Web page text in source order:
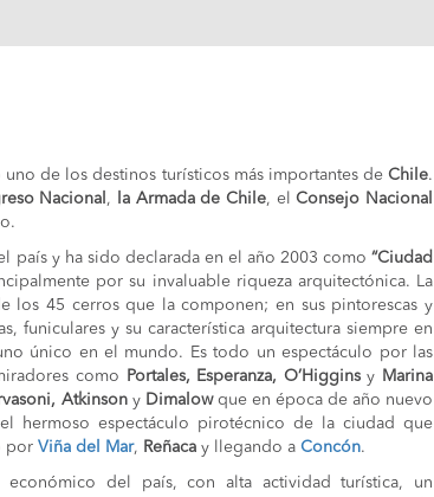
de los destinos turísticos más importantes deChile.
Nacional , la Armada de Chile, elConsejo Nacional
país y ha sido declarada en el año 2003 como “Ciudad
por su invaluable riqueza arquitectónica. La
los 45 cerros que la componen; en sus pintorescas y
funiculares y su característica arquitectura siempre en
único en el mundo. Es todo un espectáculo por las
como
Portales, Esperanza, O’Higginsy Marina
Atkinson yDimalowque en época de año nuevo
hermoso espectáculo pirotécnico de la ciudad que
por Viña del Mar, Reñaca y llegando a Concón.
del país, con alta actividad turística, un